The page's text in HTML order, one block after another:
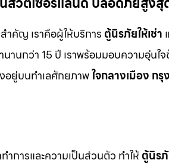
คัญ เราคือผู้ให้บริการ ตู้นิรภัยให้เช่า
านกว่า 15 ปี เราพร้อมมอบความอุ่น
ยู่บนทำเลศักยภาพใจกลางเมือง กรุ
ำการและความเป็นส่วนตัว ทำให้ตู้นิร